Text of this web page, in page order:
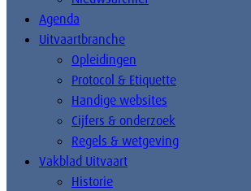
Agenda
Uitvaartbranche
Opleidingen
Protocol & Etiquette
Handige websites
Cijfers & onderzoek
Regels & wetgeving
Vakblad Uitvaart
Historie